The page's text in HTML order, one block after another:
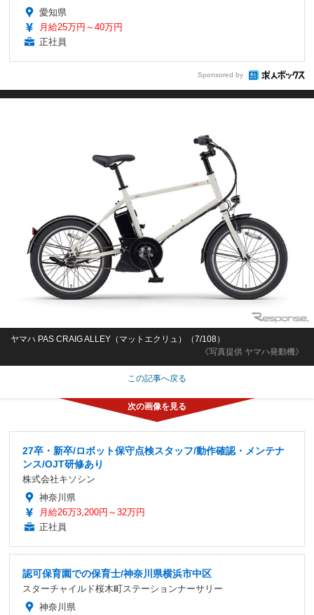
愛知県
月給25万円～40万円
正社員
Sponsored by
《写真提供 ヤマハ発動機》
ヤマハ PAS CRAIG ALLEY（マットエクリュ）（7/108）
この記事へ戻る
27卒・新卒/ロボット保守点検スタッフ/動作確認・メンテナ
ンス/OJT研修あり
株式会社キソシン
神奈川県
月給26万3,200円～32万円
正社員
認可保育園での保育士/神奈川県横浜市中区
スターチャイルド桜木町ステーションナーサリー
神奈川県